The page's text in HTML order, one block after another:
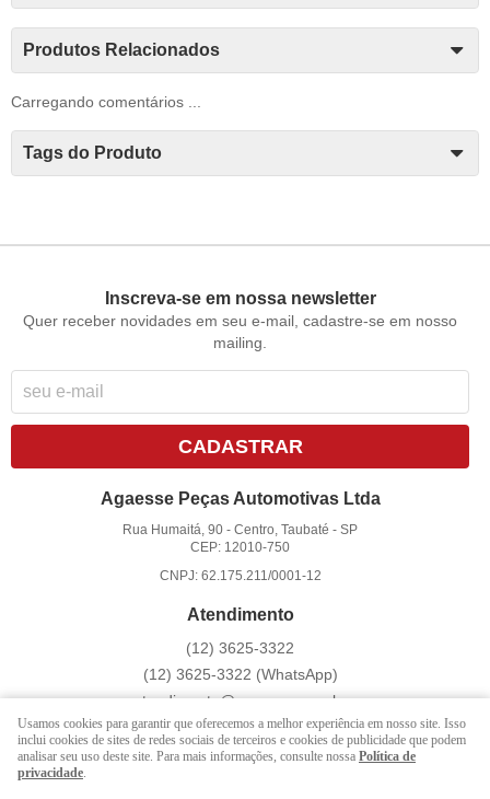
Produtos Relacionados
Carregando comentários ...
Tags do Produto
Inscreva-se em nossa newsletter
Quer receber novidades em seu e-mail, cadastre-se em nosso
mailing.
CADASTRAR
Agaesse Peças Automotivas Ltda
Rua Humaitá, 90 -Centro, Taubaté -SP
CEP: 12010-750
CNPJ: 62.175.211/0001-12
Atendimento
(12) 3625-3322
(12) 3625-3322 (WhatsApp)
atendimento@agaesse.com.br
LOJA VIRTUAL CRIADA POR
Usamos cookies para garantir que oferecemos a melhor experiência em nosso site. Isso
inclui cookies de sites de redes sociais de terceiros e cookies de publicidade que podem
analisar seu uso deste site. Para mais informações, consulte nossa Política de
privacidade.